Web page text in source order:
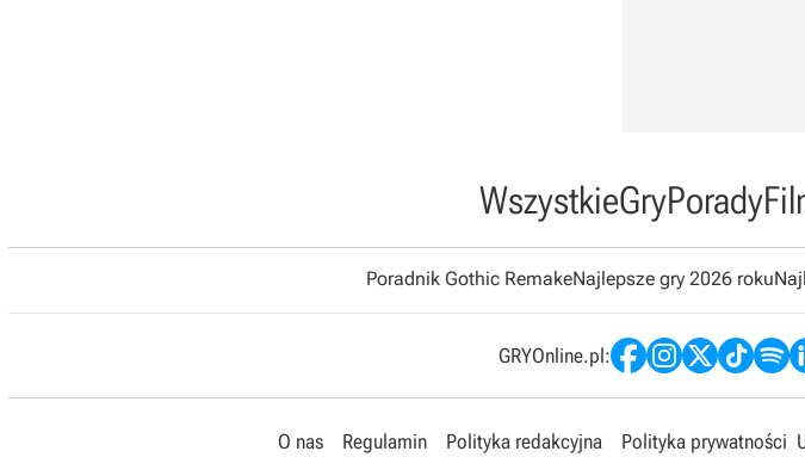
WszystkieGryPorady
Poradnik Gothic RemakeNajlepsze gry 2026 roku
GRYOnline.pl:
O nas Regulamin Polityka redakcyjna Polityka prywatności